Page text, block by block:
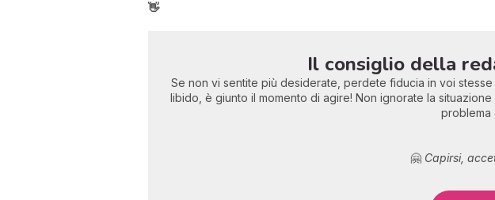
👋
Il consiglio della
Se non vi sentite più desiderate, perdete fiducia in voi
libido, è giunto il momento di agire! Non ignorate la
problema
🤗 Capirsi,